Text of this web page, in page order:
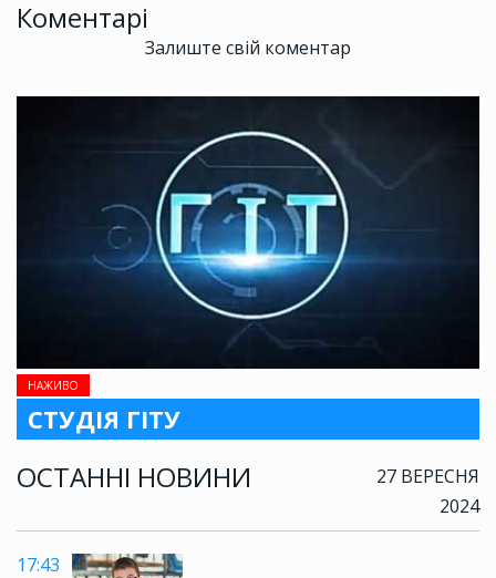
НАЖИВО
СТУДІЯ ГІТУ
ОСТАННІ НОВИНИ
27 ВЕРЕСНЯ
2024
17:43
Коментарі
Залиште свій коментар